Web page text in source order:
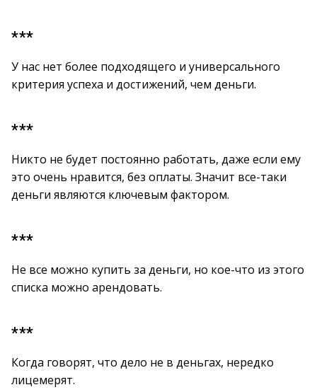
***
У нас нет более подходящего и универсального
критерия успеха и достижений, чем деньги.
***
Никто не будет постоянно работать, даже если ему
это очень нравится, без оплаты. Значит все-таки
деньги являются ключевым фактором.
***
Не все можно купить за деньги, но кое-что из этого
списка можно арендовать.
***
Когда говорят, что дело не в деньгах, нередко
лицемерят.